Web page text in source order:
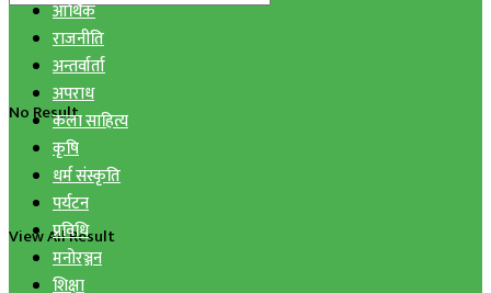
No Result
View All Result
आर्थिक
राजनीति
अन्तर्वार्ता
अपराध
कला साहित्य
कृषि
धर्म संस्कृति
पर्यटन
प्रविधि
मनोरञ्जन
शिक्षा